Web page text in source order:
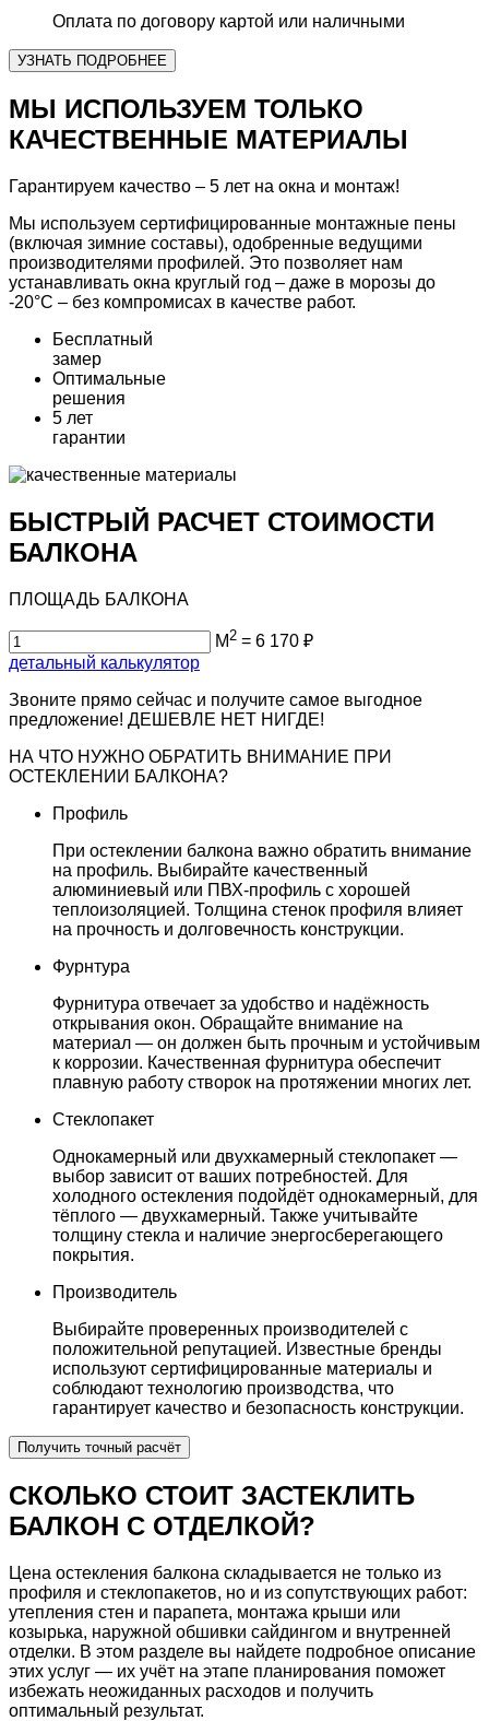
Оплата по договору картой или наличными
УЗНАТЬ ПОДРОБНЕЕ
МЫ ИСПОЛЬЗУЕМ ТОЛЬКО
КАЧЕСТВЕННЫЕ МАТЕРИАЛЫ
Гарантируем качество – 5 лет на окна и монтаж!
Мы используем сертифицированные монтажные пены
(включая зимние составы), одобренные ведущими
производителями профилей. Это позволяет нам
устанавливать окна круглый год – даже в морозы до
-20°С – без компромисах в качестве работ.
Бесплатный
замер
Оптимальные
решения
5 лет
гарантии
БЫСТРЫЙ РАСЧЕТ СТОИМОСТИ
БАЛКОНА
ПЛОЩАДЬ БАЛКОНА
М 2 = 6 170 ₽
детальный калькулятор
Звоните прямо сейчас и получите самое выгодное
предложение! ДЕШЕВЛЕ НЕТ НИГДЕ!
НА ЧТО НУЖНО ОБРАТИТЬ ВНИМАНИЕ ПРИ
ОСТЕКЛЕНИИ БАЛКОНА?
Профиль
При остеклении балкона важно обратить внимание
на профиль. Выбирайте качественный
алюминиевый или ПВХ-профиль с хорошей
теплоизоляцией. Толщина стенок профиля влияет
на прочность и долговечность конструкции.
Фурнтура
Фурнитура отвечает за удобство и надёжность
открывания окон. Обращайте внимание на
материал — он должен быть прочным и устойчивым
к коррозии. Качественная фурнитура обеспечит
плавную работу створок на протяжении многих лет.
Стеклопакет
Однокамерный или двухкамерный стеклопакет —
выбор зависит от ваших потребностей. Для
холодного остекления подойдёт однокамерный, для
тёплого — двухкамерный. Также учитывайте
толщину стекла и наличие энергосберегающего
покрытия.
Производитель
Выбирайте проверенных производителей с
положительной репутацией. Известные бренды
используют сертифицированные материалы и
соблюдают технологию производства, что
гарантирует качество и безопасность конструкции.
Получить точный расчёт
СКОЛЬКО СТОИТ ЗАСТЕКЛИТЬ
БАЛКОН С ОТДЕЛКОЙ?
Цена остекления балкона складывается не только из
профиля и стеклопакетов, но и из сопутствующих работ:
утепления стен и парапета, монтажа крыши или
козырька, наружной обшивки сайдингом и внутренней
отделки. В этом разделе вы найдете подробное описание
этих услуг — их учёт на этапе планирования поможет
избежать неожиданных расходов и получить
оптимальный результат.